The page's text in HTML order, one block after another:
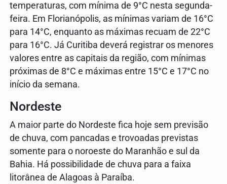
temperaturas, com mínima de 9°C nesta segunda-
feira. Em Florianópolis, as mínimas variam de 16°C
para 14°C, enquanto as máximas recuam de 22°C
para 16°C. Já Curitiba deverá registrar os menores
valores entre as capitais da região, com mínimas
próximas de 8°C e máximas entre 15°C e 17°C no
início da semana.
Nordeste
A maior parte do Nordeste fica hoje sem previsão
de chuva, com pancadas e trovoadas previstas
somente para o noroeste do Maranhão e sul da
Bahia. Há possibilidade de chuva para a faixa
litorânea de Alagoas à Paraíba.